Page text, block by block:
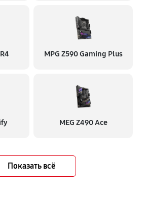
MPG Z590 Gaming Plus
MEG Z490 Ace
Показать всё